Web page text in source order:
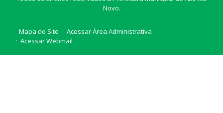
Novo.
Mapa do Site
Acessar Área Administrativa
Acessar Webmail